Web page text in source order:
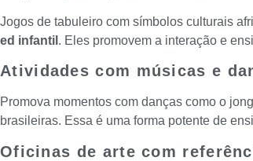
Jogos de tabuleiro com símbolos culturais
ed infantil . Eles promovem a interação e
Atividades com músicas e
Promova momentos com danças como o
brasileiras. Essa é uma forma potente de
Oficinas de arte com